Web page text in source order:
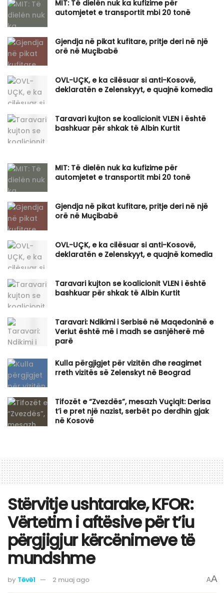
MIT: Të dielën nuk ka kufizime për
automjetet e transportit mbi 20 tonë
Gjendja në pikat kufitare, pritje deri në një
orë në Muçibabë
OVL-UÇK, e ka cilësuar si anti-Kosovë,
deklaratën e Zelenskyyt, e quajnë komedia
Taravari kujton se koalicionit VLEN i është
bashkuar për shkak të Albin Kurtit
MIT: Të dielën nuk ka kufizime për
automjetet e transportit mbi 20 tonë
Gjendja në pikat kufitare, pritje deri në një
orë në Muçibabë
OVL-UÇK, e ka cilësuar si anti-Kosovë,
deklaratën e Zelenskyyt, e quajnë komedia
Taravari kujton se koalicionit VLEN i është
bashkuar për shkak të Albin Kurtit
Taravari: Ndikimi i Serbisë në Maqedoninë e
Veriut është më i madh se asnjëherë më
parë
Kulla përgjigjet për vizitën dhe reagimet
rreth vizitës së Zelenskyt në Beograd
Tifozët e “Zvezdës”, mesazh Vuçiqit: Derisa
t’i e pret një nazist, serbët po derdhin gjak
në Kosovë
Stërvitje ushtarake, KFOR:
Vërtetim i aftësive për t’iu
përgjigjur kërcënimeve të
mundshme
by Tëvë1 2 muaj ago AA